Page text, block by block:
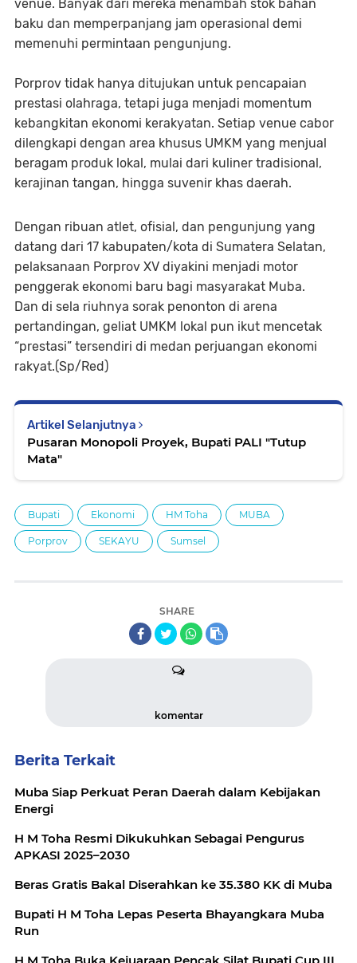
venue. Banyak dari mereka menambah stok bahan
baku dan memperpanjang jam operasional demi
memenuhi permintaan pengunjung.
Porprov tidak hanya ditujukan untuk pencapaian
prestasi olahraga, tetapi juga menjadi momentum
kebangkitan ekonomi kerakyatan. Setiap venue cabor
dilengkapi dengan area khusus UMKM yang menjual
beragam produk lokal, mulai dari kuliner tradisional,
kerajinan tangan, hingga suvenir khas daerah.
Dengan ribuan atlet, ofisial, dan pengunjung yang
datang dari 17 kabupaten/kota di Sumatera Selatan,
pelaksanaan Porprov XV diyakini menjadi motor
penggerak ekonomi baru bagi masyarakat Muba.
Dan di sela riuhnya sorak penonton di arena
pertandingan, geliat UMKM lokal pun ikut mencetak
“prestasi” tersendiri di medan perjuangan ekonomi
rakyat.(Sp/Red)
Artikel Selanjutnya
Pusaran Monopoli Proyek, Bupati PALI "Tutup
Mata"
Bupati Ekonomi HM Toha MUBA
Porprov SEKAYU Sumsel
SHARE
komentar
Berita Terkait
Muba Siap Perkuat Peran Daerah dalam Kebijakan
Energi
H M Toha Resmi Dikukuhkan Sebagai Pengurus
APKASI 2025–2030
Beras Gratis Bakal Diserahkan ke 35.380 KK di Muba
Bupati H M Toha Lepas Peserta Bhayangkara Muba
Run